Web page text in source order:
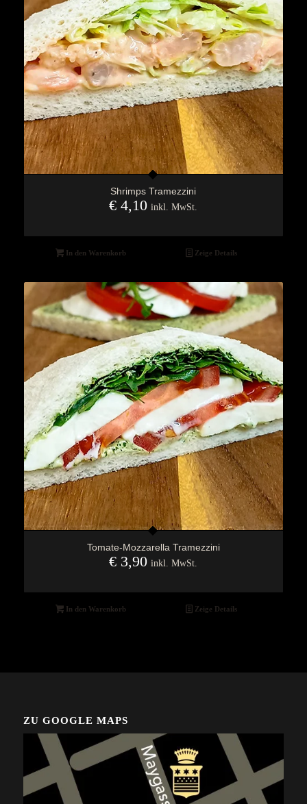
Shrimps Tramezzini
€ 4,10 inkl. MwSt.
In den Warenkorb Zeige Details
Tomate-Mozzarella Tramezzini
€ 3,90 inkl. MwSt.
In den Warenkorb Zeige Details
ZU GOOGLE MAPS